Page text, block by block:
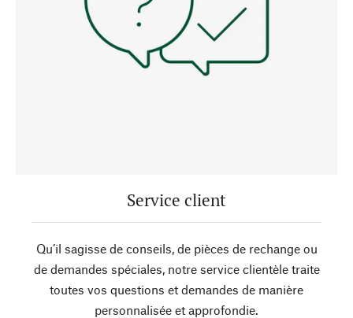
Service client
Qu’il sagisse de conseils, de pièces de rechange ou
de demandes spéciales, notre service clientèle traite
toutes vos questions et demandes de manière
personnalisée et approfondie.